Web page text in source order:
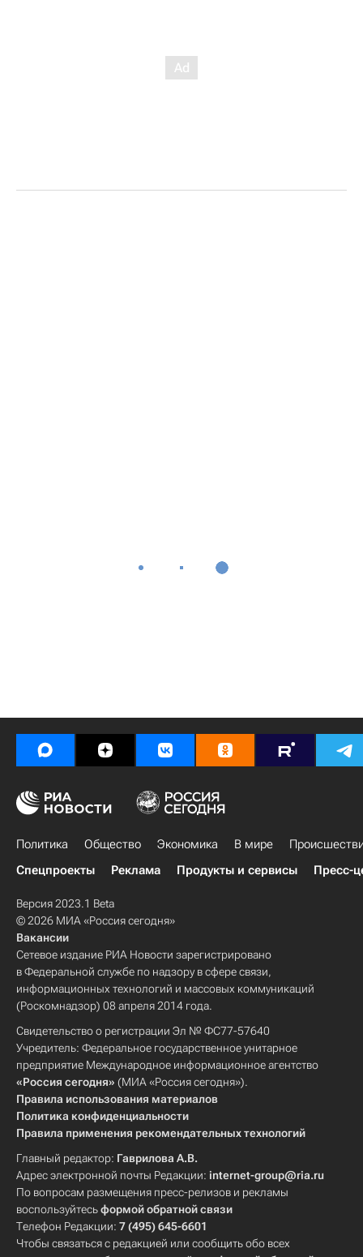
Политика Общество Экономика В мире
Спецпроекты
Реклама Продукты и сервисы Пресс-
Версия 2023.1 Beta
© 2026 МИА «Россия сегодня»
Вакансии
Сетевое издание РИА Новости зарегистрировано
в Федеральной службе по надзору в сфере связи,
информационных технологий и массовых коммуникаций
(Роскомнадзор) 08 апреля 2014 года.
Свидетельство о регистрации Эл № ФС77-57640
Учредитель: Федеральное государственное унитарное
предприятие Международное информационное агентство
«Россия сегодня» (МИА «Россия сегодня»).
Правила использования материалов
Политика конфиденциальности
Правила применения рекомендательных технологий
Главный редактор: Гаврилова А.В.
Адрес электронной почты Редакции: internet-group@ria.ru
По вопросам размещения пресс-релизов и рекламы
воспользуйтесьформой обратной связи
Телефон Редакции: 7 (495) 645-6601
Чтобы связаться с редакцией или сообщить обо всех